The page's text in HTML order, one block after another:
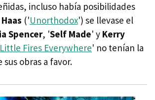
incluso había posibilidades
('Unorthodox') se llevase el
Spencer, 'Self Made' y Kerry
Little Fires Everywhere' no tenían la
obras a favor.